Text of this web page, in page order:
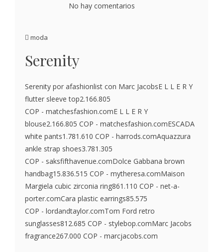
No hay comentarios
moda
Serenity
Serenity por afashionlist con Marc JacobsE L L E R Y
flutter sleeve top2.166.805
COP - matchesfashion.comE L L E R Y
blouse2.166.805 COP - matchesfashion.comESCADA
white pants1.781.610 COP - harrods.comAquazzura
ankle strap shoes3.781.305
COP - saksfifthavenue.comDolce Gabbana brown
handbag15.836.515 COP - mytheresa.comMaison
Margiela cubic zirconia ring861.110 COP - net-a-
porter.comCara plastic earrings85.575
COP - lordandtaylor.comTom Ford retro
sunglasses812.685 COP - stylebop.comMarc Jacobs
fragrance267.000 COP - marcjacobs.com